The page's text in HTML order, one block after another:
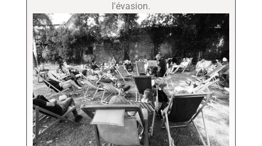
l'évasion.